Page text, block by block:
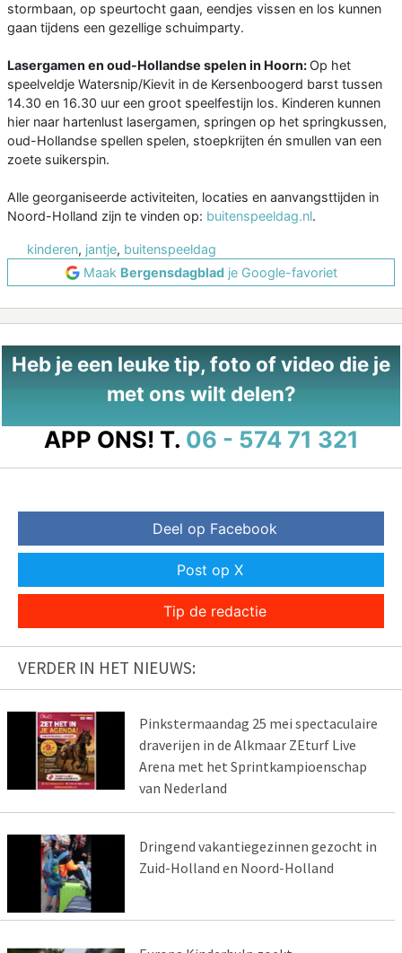
stormbaan, op speurtocht gaan, eendjes vissen en los kunnen
gaan tijdens een gezellige schuimparty.
Lasergamen en oud-Hollandse spelen in Hoorn:Op het
speelveldje Watersnip/Kievit in de Kersenboogerd barst tussen
14.30 en 16.30 uur een groot speelfestijn los. Kinderen kunnen
hier naar hartenlust lasergamen, springen op het springkussen,
oud-Hollandse spellen spelen, stoepkrijten én smullen van een
zoete suikerspin.
Alle georganiseerde activiteiten, locaties en aanvangsttijden in
Noord-Holland zijn te vinden op: buitenspeeldag.nl.
kinderen, jantje, buitenspeeldag
Maak Bergensdagbladje Google-favoriet
Heb je een leuke tip, foto of video die je
met ons wilt delen?
APP ONS! T. 06 - 574 71 321
Deel op Facebook
Post op X
Tip de redactie
VERDER IN HET NIEUWS:
Pinkstermaandag 25 mei spectaculaire
draverijen in de Alkmaar ZEturf Live
Arena met het Sprintkampioenschap
van Nederland
Dringend vakantiegezinnen gezocht in
Zuid-Holland en Noord-Holland